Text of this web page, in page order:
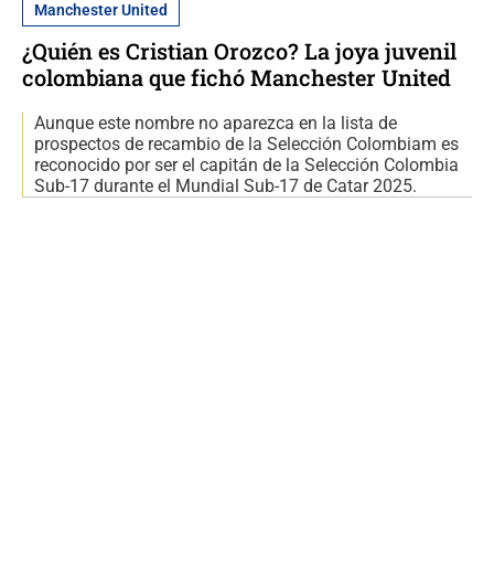
Manchester United
¿Quién es Cristian Orozco? La joya juvenil
colombiana que fichó Manchester United
Aunque este nombre no aparezca en la lista de
prospectos de recambio de la Selección Colombiam es
reconocido por ser el capitán de la Selección Colombia
Sub-17 durante el Mundial Sub-17 de Catar 2025.